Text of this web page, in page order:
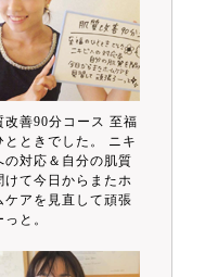
改善90分コース 至福
とときでした。 ニキ
の対応＆自分の肌質
けて今日からまたホ
ケアを見直して頑張
っと。